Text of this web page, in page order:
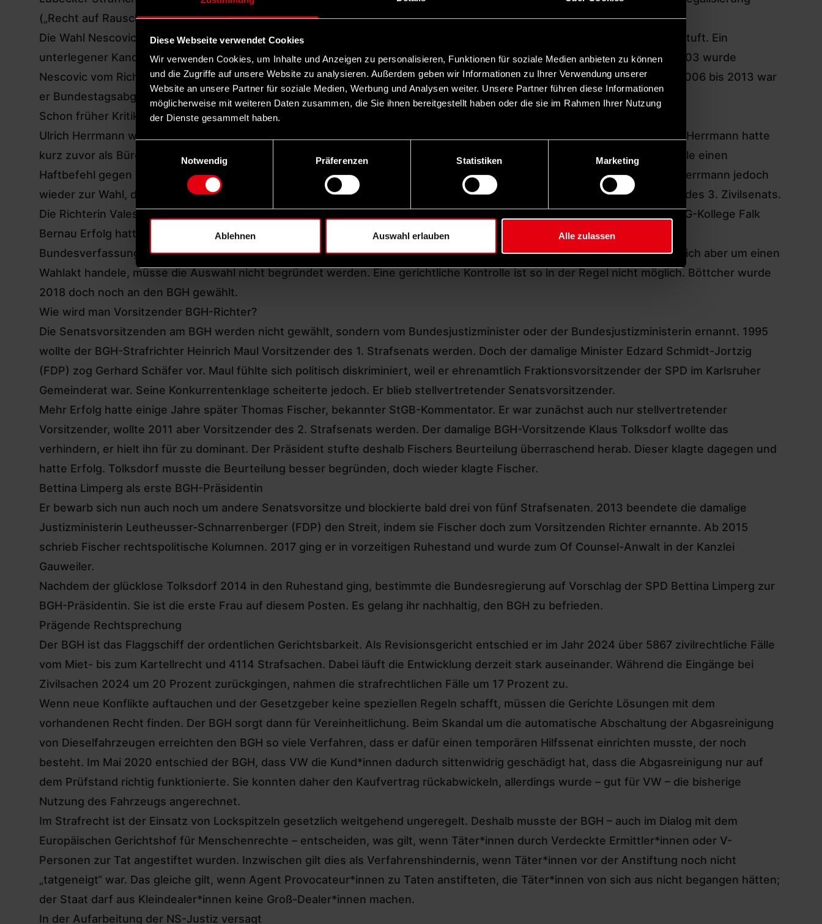
Diese Webseite verwendet Cookies
Wir verwenden Cookies, um Inhalte und Anzeigen zu personalisieren, Funktionen für soziale Medien anbieten zu können
und die Zugriffe auf unsere Website zu analysieren. Außerdem geben wir Informationen zu Ihrer Verwendung unserer
Website an unsere Partner für soziale Medien, Werbung und Analysen weiter. Unsere Partner führen diese Informationen
möglicherweise mit weiteren Daten zusammen, die Sie ihnen bereitgestellt haben oder die sie im Rahmen Ihrer Nutzung
der Dienste gesammelt haben.
Notwendig
Präferenzen Statistiken Marketing
Ablehnen Auswahl erlauben Alle zulassen
(„Recht auf Rausch“) bekannt geworden.
Die Wahl Nescovics sorgte für Proteste in der Justiz, denn der BGH-Präsidialrat hatte Nescovic als „nicht geeignet“ eingestuft. Ein
unterlegener Kandidat erhob eine Konkurrentenklage und verhinderte damit ein Jahr lang Nescovics Amtsantritt. Doch 2003 wurde
Nescovic vom Richterwahlausschuss erneut gewählt. Neskovic wurde einem Senat für Insolvenzrecht zugewiesen. Von 2006 bis 2013 war
er Bundestagsabgeordneter der Linken.
Schon früher Kritik an Richterwahlen
Ulrich Herrmann wurde 2002 vom Richterwahlausschuss nicht gewählt, weil mehrere Richterverbände protestiert hatten. Herrmann hatte
kurz zuvor als Büroleiter des Brandenburger Justizminister Kurt Schelter (CDU) eine Richterin unter Druck gesetzt, sie solle einen
Haftbefehl gegen einen Mann aufheben, der von einem CDU-Parteifreund verteidigt wurde. Ein Jahr später stand Ulrich Herrmann jedoch
wieder zur Wahl, die Verbände protestierten erneut, doch Herrmann wurde gewählt. Seit 2015 ist er Vorsitzender Richter des 3. Zivilsenats.
Die Richterin Valeska Böttcher vom OLG Celle war 2015 vom Richterwahlausschuss nicht gewählt worden, während ihr OLG-Kollege Falk
Bernau Erfolg hatte. Böttcher klagte gegen Bernaus Wahl, weil sie bessere Beurteilungen habe. Letztlich entschied das
Bundesverfassungsgericht 2016, dass zwar auch im Richterwahlausschuss das Prinzip der Bestenauslese gelte. Weil es sich aber um einen
Wahlakt handele, müsse die Auswahl nicht begründet werden. Eine gerichtliche Kontrolle ist so in der Regel nicht möglich. Böttcher wurde
2018 doch noch an den BGH gewählt.
Wie wird man Vorsitzender BGH-Richter?
Die Senatsvorsitzenden am BGH werden nicht gewählt, sondern vom Bundesjustizminister oder der Bundesjustizministerin ernannt. 1995
wollte der BGH-Strafrichter Heinrich Maul Vorsitzender des 1. Strafsenats werden. Doch der damalige Minister Edzard Schmidt-Jortzig
(FDP) zog Gerhard Schäfer vor. Maul fühlte sich politisch diskriminiert, weil er ehrenamtlich Fraktionsvorsitzender der SPD im Karlsruher
Gemeinderat war. Seine Konkurrentenklage scheiterte jedoch. Er blieb stellvertretender Senatsvorsitzender.
Mehr Erfolg hatte einige Jahre später Thomas Fischer, bekannter StGB-Kommentator. Er war zunächst auch nur stellvertretender
Vorsitzender, wollte 2011 aber Vorsitzender des 2. Strafsenats werden. Der damalige BGH-Vorsitzende Klaus Tolksdorf wollte das
verhindern, er hielt ihn für zu dominant. Der Präsident stufte deshalb Fischers Beurteilung überraschend herab. Dieser klagte dagegen und
hatte Erfolg. Tolksdorf musste die Beurteilung besser begründen, doch wieder klagte Fischer.
Bettina Limperg als erste BGH-Präsidentin
Er bewarb sich nun auch noch um andere Senatsvorsitze und blockierte bald drei von fünf Strafsenaten. 2013 beendete die damalige
Justizministerin Leutheusser-Schnarrenberger (FDP) den Streit, indem sie Fischer doch zum Vorsitzenden Richter ernannte. Ab 2015
schrieb Fischer rechtspolitische Kolumnen. 2017 ging er in vorzeitigen Ruhestand und wurde zum Of Counsel-Anwalt in der Kanzlei
Gauweiler.
Nachdem der glücklose Tolksdorf 2014 in den Ruhestand ging, bestimmte die Bundesregierung auf Vorschlag der SPD Bettina Limperg zur
BGH-Präsidentin. Sie ist die erste Frau auf diesem Posten. Es gelang ihr nachhaltig, den BGH zu befrieden.
Prägende Rechtsprechung
Der BGH ist das Flaggschiff der ordentlichen Gerichtsbarkeit. Als Revisionsgericht entschied er im Jahr 2024 über 5867 zivilrechtliche Fälle
vom Miet- bis zum Kartellrecht und 4114 Strafsachen. Dabei läuft die Entwicklung derzeit stark auseinander. Während die Eingänge bei
Zivilsachen 2024 um 20 Prozent zurückgingen, nahmen die strafrechtlichen Fälle um 17 Prozent zu.
Wenn neue Konflikte auftauchen und der Gesetzgeber keine speziellen Regeln schafft, müssen die Gerichte Lösungen mit dem
vorhandenen Recht finden. Der BGH sorgt dann für Vereinheitlichung. Beim Skandal um die automatische Abschaltung der Abgasreinigung
von Dieselfahrzeugen erreichten den BGH so viele Verfahren, dass er dafür einen temporären Hilfssenat einrichten musste, der noch
besteht. Im Mai 2020 entschied der BGH, dass VW die Kund*innen dadurch sittenwidrig geschädigt hat, dass die Abgasreinigung nur auf
dem Prüfstand richtig funktionierte. Sie konnten daher den Kaufvertrag rückabwickeln, allerdings wurde – gut für VW – die bisherige
Nutzung des Fahrzeugs angerechnet.
Im Strafrecht ist der Einsatz von Lockspitzeln gesetzlich weitgehend ungeregelt. Deshalb musste der BGH – auch im Dialog mit dem
Europäischen Gerichtshof für Menschenrechte – entscheiden, was gilt, wenn Täter*innen durch Verdeckte Ermittler*innen oder V-
Personen zur Tat angestiftet wurden. Inzwischen gilt dies als Verfahrenshindernis, wenn Täter*innen vor der Anstiftung noch nicht
„tatgeneigt“ war. Das gleiche gilt, wenn Agent Provocateur*innen zu Taten anstifteten, die Täter*innen von sich aus nicht begangen hätten;
der Staat darf aus Kleindealer*innen keine Groß-Dealer*innen machen.
In der Aufarbeitung der NS-Justiz versagt